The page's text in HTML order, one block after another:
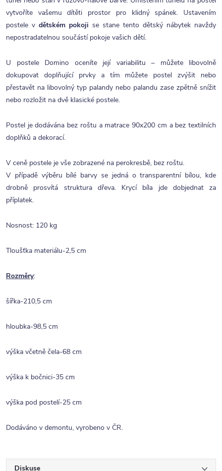
vytvoříte vašemu dítěti prostor pro klidný spánek. Ustavením
postele v dětském pokoji se stane tento dětský nábytek navždy
nepostradatelnou součástí pokoje vašich dětí.
U postele Domino oceníte její variabilitu – můžete libovolně
dokupovat doplňující prvky a tím můžete postel zvýšit nebo
přestavět na libovolný typ palandy nebo palandu zase zpětně snížit
nebo rozložit na dvě klasické postele.
Postel je dodávána bez roštu a matrace 90x200 cm a bez textilních
doplňků a dekorací.
V ceně postele je vše zobrazené na perokresbě, bez roštu.
V případě výběru bílé barvy se jedná o transparentní bílou, kde
drobně prosvítá struktura dřeva. Krycí bíla jde dobjednat za
příplatek.
Nosnost: 120 kg
Tloušťka materiálu-2,5 cm
Rozměry:
šířka-210,5 cm
hloubka-98,5 cm
výška včetně čela-68 cm
výška k bočnici-35 cm
výška pod postelí-25 cm
Dodáváno v demontu, vyrobeno v ČR.
Diskuse